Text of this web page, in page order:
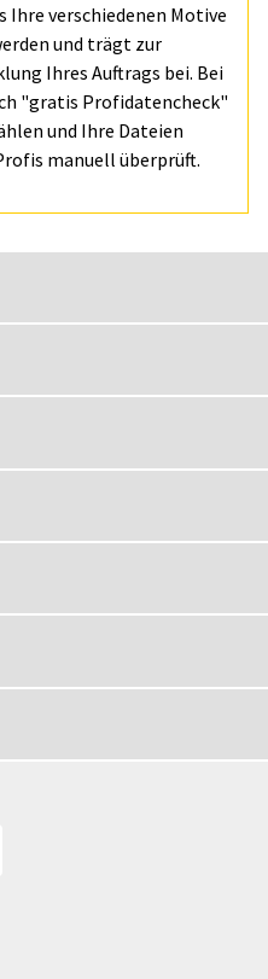
Ihre verschiedenen Motive
und trägt zur
Ihres Auftrags bei. Bei
"gratis Profidatencheck"
und Ihre Dateien
manuell überprüft.